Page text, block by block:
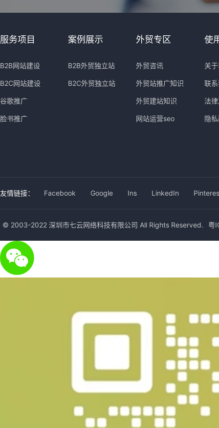
服务项目
B2B网站建设
B2C网站建设
谷歌推广
脸书推广
案例展示
B2B外贸独立站
B2C外贸独立站
外贸专区
外贸咨讯
外贸站推广知识
外贸建站知识
网站运营seo
使
关
联
法
隐
友情链接： Facebook Google Ins LinkedIn
© 2003-2022 深圳市七云网络科技有限公司 All Rights Reserved. 粤